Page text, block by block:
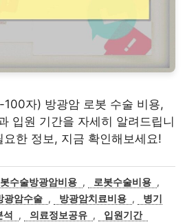
자) 방광암 로봇 수술 비용,
입원 기간을 자세히 알려드립니
한 정보, 지금 확인해보세요!
수술방광암비용 , 로봇수술비용 ,
광암수술 , 방광암치료비용 ,
병기
석 , 의료정보공유 , 입원기간